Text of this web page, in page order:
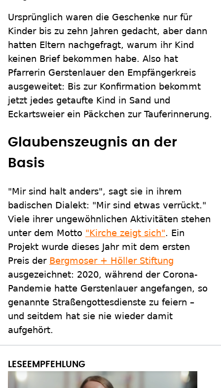
Ursprünglich waren die Geschenke nur für
Kinder bis zu zehn Jahren gedacht, aber dann
hatten Eltern nachgefragt, warum ihr Kind
keinen Brief bekommen habe. Also hat
Pfarrerin Gerstenlauer den Empfängerkreis
ausgeweitet: Bis zur Konfirmation bekommt
jetzt jedes getaufte Kind in Sand und
Eckartsweier ein Päckchen zur Tauferinnerung.
Glaubenszeugnis an der
Basis
"Mir sind halt anders", sagt sie in ihrem
badischen Dialekt: "Mir sind etwas verrückt."
Viele ihrer ungewöhnlichen Aktivitäten stehen
unter dem Motto "Kirche zeigt sich". Ein
Projekt wurde dieses Jahr mit dem ersten
Preis der Bergmoser + Höller Stiftung
ausgezeichnet: 2020, während der Corona-
Pandemie hatte Gerstenlauer angefangen, so
genannte Straßengottesdienste zu feiern –
und seitdem hat sie nie wieder damit
aufgehört.